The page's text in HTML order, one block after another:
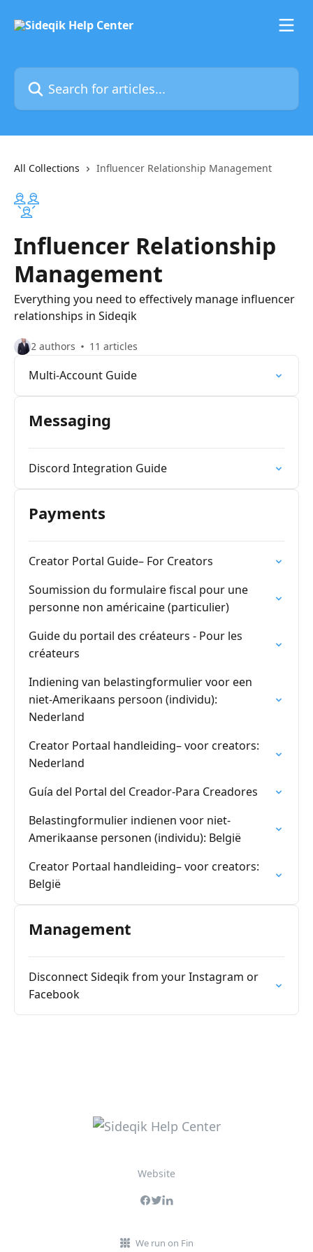
Search for articles...
All Collections Influencer Relationship Management
Influencer Relationship
Management
Everything you need to effectively manage influencer
relationships in Sideqik
2 authors 11 articles
Multi-Account Guide
Messaging
Discord Integration Guide
Payments
Creator Portal Guide– For Creators
Soumission du formulaire fiscal pour une
personne non américaine (particulier)
Guide du portail des créateurs - Pour les
créateurs
Indiening van belastingformulier voor een
niet-Amerikaans persoon (individu):
Nederland
Creator Portaal handleiding– voor creators:
Nederland
Guía del Portal del Creador-Para Creadores
Belastingformulier indienen voor niet-
Amerikaanse personen (individu): België
Creator Portaal handleiding– voor creators:
België
Management
Disconnect Sideqik from your Instagram or
Facebook
Website
We run on Fin